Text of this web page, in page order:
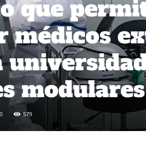
que
médicos
modulares
579